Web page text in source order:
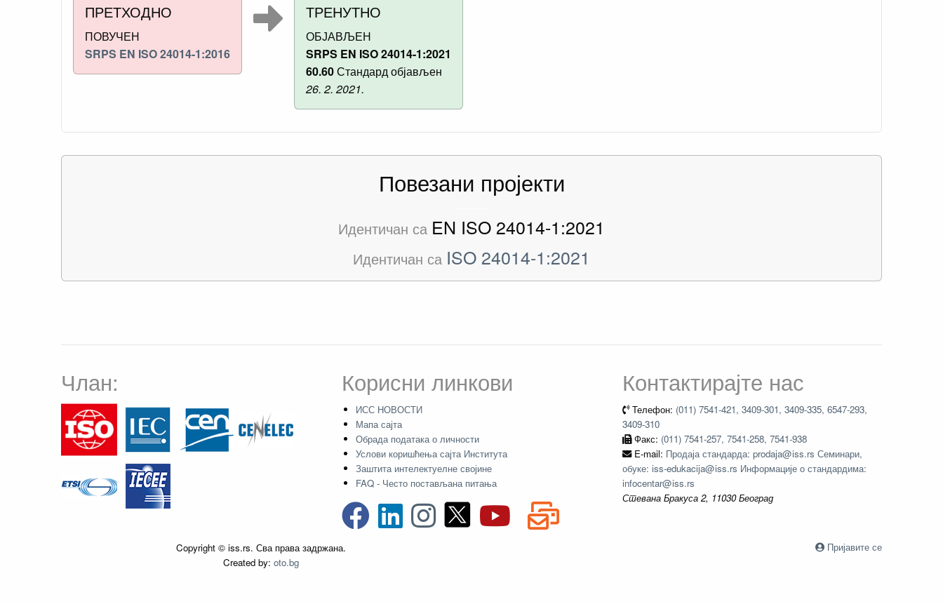
ПРЕТХОДНО
ПОВУЧЕН
SRPS EN ISO 24014-1:2016
ТРЕНУТНО
ОБЈАВЉЕН
SRPS EN ISO 24014-1:2021
60.60Стандард објављен
26. 2. 2021.
Повезани пројекти
Идентичан са EN ISO 24014-1:2021
Идентичан са ISO 24014-1:2021
Члан: Корисни линкови
ИСС НОВОСТИ
Мапа сајта
Обрада података о личности
Услови коришћења сајта Института
Заштита интелектуелне својине
FAQ - Често постављана питања
Контактирајте нас
Телефон: (011) 7541-421, 3409-301, 3409-335, 6547-293,
3409-310
Факс: (011) 7541-257, 7541-258, 7541-938
E-mail: Продаја стандарда: prodaja@iss.rs Семинари,
обуке: iss-edukacija@iss.rs Информације о стандардима:
infocentar@iss.rs
Стевана Бракуса 2, 11030 Београд
Copyright © iss.rs. Сва права задржана.
Created by: oto.bg
Пријавите се